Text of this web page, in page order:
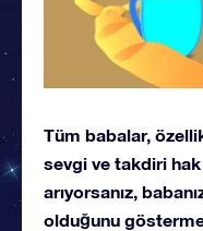
Tüm babalar,
sevgi ve takdiri
arıyorsanız,
olduğunu